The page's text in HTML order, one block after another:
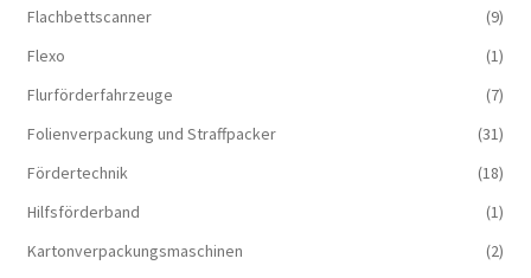
Flachbettscanner
(9)
Flexo
(1)
Flurförderfahrzeuge
(7)
Folienverpackung und Straffpacker
(31)
Fördertechnik
(18)
Hilfsförderband
(1)
Kartonverpackungsmaschinen
(2)